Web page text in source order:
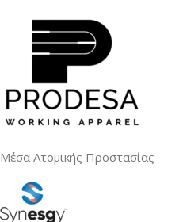
Μέσα Ατομικής Προστασίας